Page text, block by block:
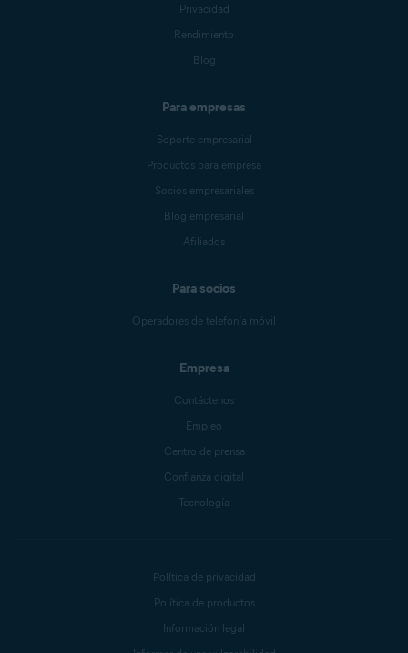
Privacidad
Rendimiento
Blog
Para empresas
Soporte empresarial
Productos para empresa
Socios empresariales
Blog empresarial
Afiliados
Para socios
Operadores de telefonía móvil
Empresa
Contáctenos
Empleo
Centro de prensa
Confianza digital
Tecnología
Política de privacidad
Política de productos
Información legal